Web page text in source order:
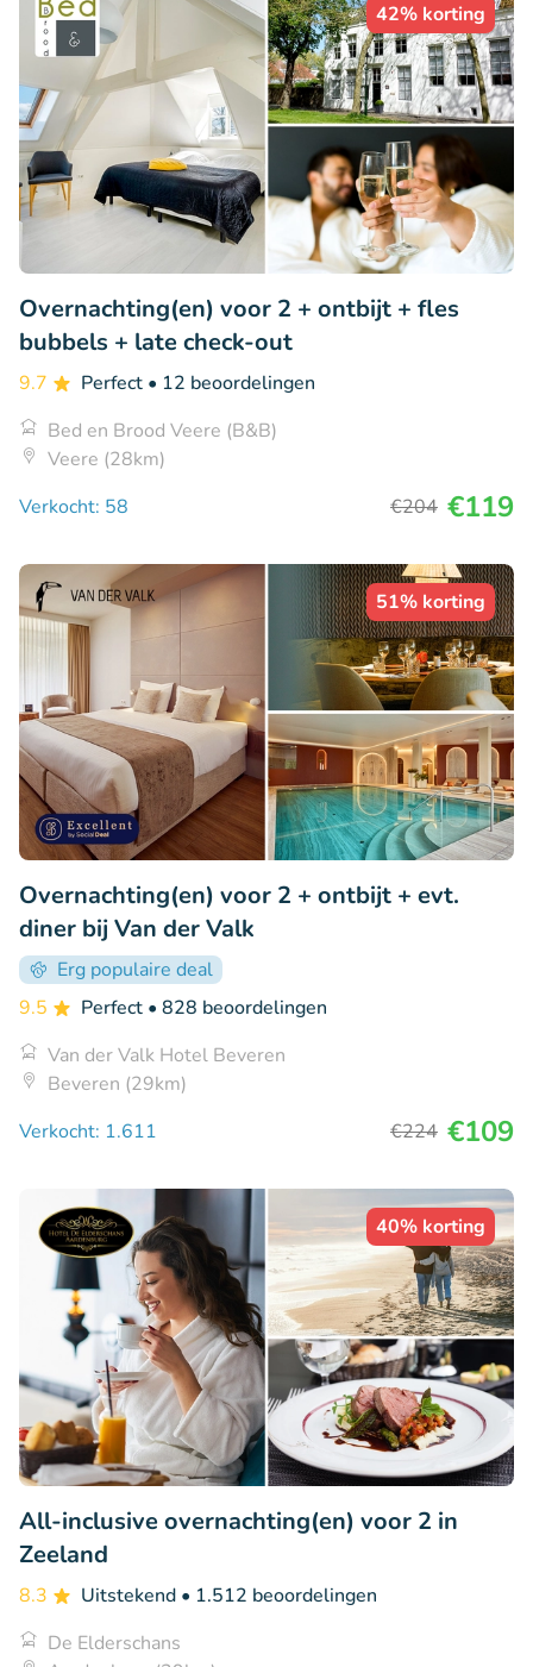
42% korting
Overnachting(en) voor 2 + ontbijt + fles
bubbels + late check-out
9.7 Perfect • 12 beoordelingen
Bed en Brood Veere (B&B)
Veere (28km)
Verkocht: 58
€204 €119
51% korting
Overnachting(en) voor 2 + ontbijt + evt.
diner bij Van der Valk
Erg populaire deal
9.5
Perfect • 828 beoordelingen
Van der Valk Hotel Beveren
Beveren (29km)
Verkocht: 1.611
€224 €109
40% korting
All-inclusive overnachting(en) voor 2 in
Zeeland
8.3 Uitstekend • 1.512 beoordelingen
De Elderschans